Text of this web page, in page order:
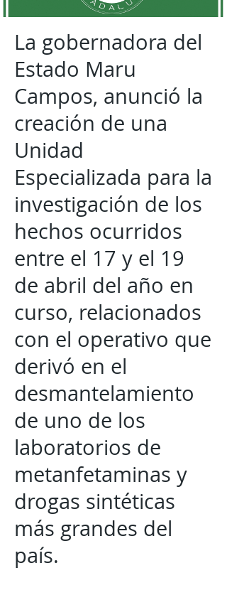
La gobernadora del
Estado Maru
Campos, anunció la
creación de una
Unidad
Especializada para la
investigación de los
hechos ocurridos
entre el 17 y el 19
de abril del año en
curso, relacionados
con el operativo que
derivó en el
desmantelamiento
de uno de los
laboratorios de
metanfetaminas y
drogas sintéticas
más grandes del
país.